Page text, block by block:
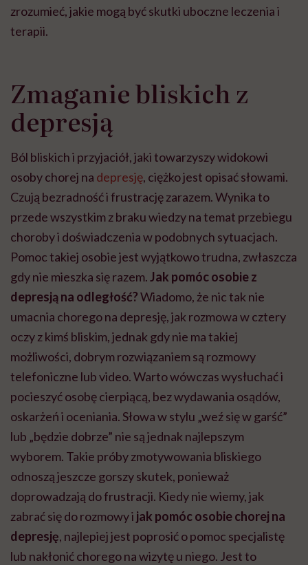
zrozumieć, jakie mogą być skutki uboczne leczenia i
terapii.
Zmaganie bliskich z
depresją
Ból bliskich i przyjaciół, jaki towarzyszy widokowi
osoby chorej na depresję, ciężko jest opisać słowami.
Czują bezradność i frustrację zarazem. Wynika to
przede wszystkim z braku wiedzy na temat przebiegu
choroby i doświadczenia w podobnych sytuacjach.
Pomoc takiej osobie jest wyjątkowo trudna, zwłaszcza
gdy nie mieszka się razem.Jak pomóc osobie z
depresją na odległość?Wiadomo, że nic tak nie
umacnia chorego na depresję, jak rozmowa w cztery
oczy z kimś bliskim, jednak gdy nie ma takiej
możliwości, dobrym rozwiązaniem są rozmowy
telefoniczne lub video. Warto wówczas wysłuchać i
pocieszyć osobę cierpiącą, bez wydawania osądów,
oskarżeń i oceniania. Słowa w stylu „weź się w garść”
lub „będzie dobrze” nie są jednak najlepszym
wyborem. Takie próby zmotywowania bliskiego
odnoszą jeszcze gorszy skutek, ponieważ
doprowadzają do frustracji. Kiedy nie wiemy, jak
zabrać się do rozmowy i jak pomóc osobie chorej na
depresję, najlepiej jest poprosić o pomoc specjalistę
lub nakłonić chorego na wizytę u niego. Jest to